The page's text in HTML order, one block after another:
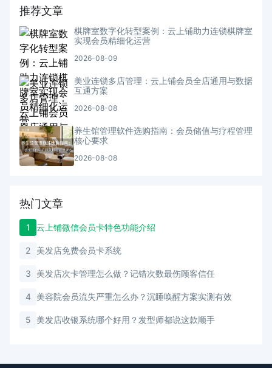
推荐文章
棋牌室数字化转型案例：云上铺助力连锁棋牌室
实现会员精细化运营
2026-08-09
美业连锁多店管理：云上铺会员全店通用与数据
互通方案
2026-08-08
养生馆管理软件选购指南：会员储值与疗程管理
核心要求
2026-08-08
热门文章
1 云上铺微信会员卡特色功能介绍
2 美发店免费会员卡系统
3 美发店次卡管理怎么做？记错次数最伤顾客信任
4 美容院会员流失严重怎么办？沉睡唤醒方案实测有效
5 美发店收银系统哪个好用？发型师都说这款顺手